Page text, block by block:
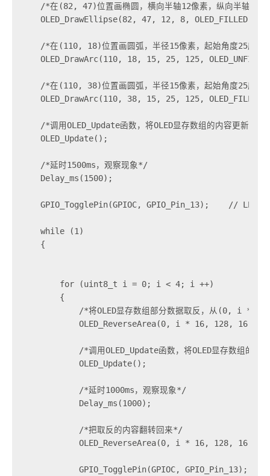
/*在(82, 47)位置画椭圆，横向半轴12像素，纵向半轴8像
    OLED_DrawEllipse(82, 47, 12, 8, OLED_FILLED);
/*在(110, 18)位置画圆弧，半径15像素，起始角度25度，
OLED_DrawArc(110, 18, 15, 25, 125,
/*在(110, 38)位置画圆弧，半径15像素，起始角度25度，
OLED_DrawArc(110, 38, 15, 25, 125,
/*调用OLED_Update函数，将OLED显存数组的内容更新到
    OLED_Update();
    /*延时1500ms，观察现象*/
    Delay_ms(1500);
GPIO_TogglePin(GPIOC, GPIO_Pin_13);    // LED闪
    while (1)
    {
        for (uint8_t i = 0; i < 4; i ++)
        {
/*将OLED显存数组部分数据取反，从(0, i *
            OLED_ReverseArea(0, i * 16, 128, 16);
/*调用OLED_Update函数，将OLED显存数组的内
            OLED_Update();
            /*延时1000ms，观察现象*/
            Delay_ms(1000);
            /*把取反的内容翻转回来*/
            OLED_ReverseArea(0, i * 16, 128, 16);
GPIO_TogglePin(GPIOC, GPIO_Pin_13);